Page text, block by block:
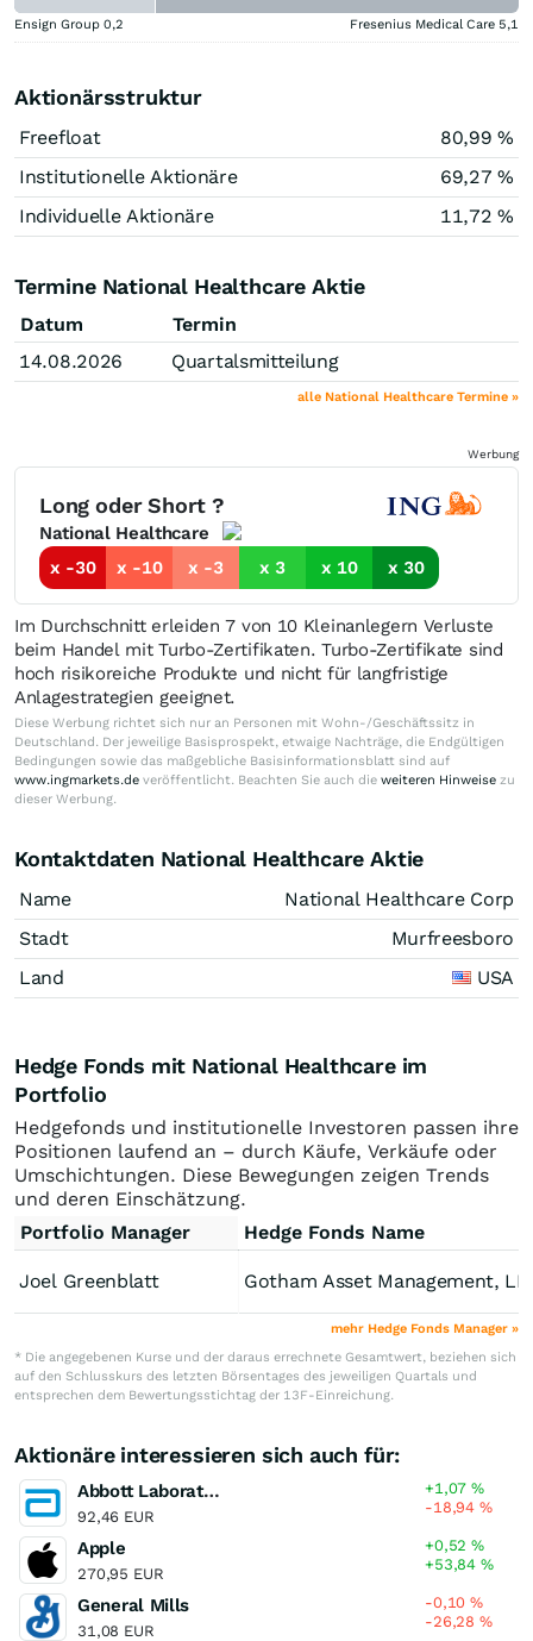
Ensign Group 0,2 Fresenius Medical Care 5,1
Aktionärsstruktur
Freefloat
80,99 %
Institutionelle Aktionäre
69,27 %
Individuelle Aktionäre
11,72 %
Termine National Healthcare Aktie
Datum
Termin
14.08.2026
Quartalsmitteilung
alle National Healthcare Termine »
Werbung
Long oder Short ?
National Healthcare
x -30
x -10 x -3 x 3 x 10 x 30
Im Durchschnitt erleiden 7 von 10 Kleinanlegern Verluste
beim Handel mit Turbo-Zertifikaten. Turbo-Zertifikate sind
hoch risikoreiche Produkte und nicht für langfristige
Anlagestrategien geeignet.
Diese Werbung richtet sich nur an Personen mit Wohn-/Geschäftssitz in
Deutschland. Der jeweilige Basisprospekt, etwaige Nachträge, die Endgültigen
Bedingungen sowie das maßgebliche Basisinformationsblatt sind auf
www.ingmarkets.de veröffentlicht. Beachten Sie auch die weiteren Hinweise zu
dieser Werbung.
Kontaktdaten National Healthcare Aktie
Name
National Healthcare Corp
Stadt
Murfreesboro
Land
USA
Hedge Fonds mit National Healthcare im
Portfolio
Hedgefonds und institutionelle Investoren passen ihre
Positionen laufend an – durch Käufe, Verkäufe oder
Umschichtungen. Diese Bewegungen zeigen Trends
und deren Einschätzung.
Portfolio Manager
Hedge Fonds Name
Joel Greenblatt Gotham Asset Management,
mehr Hedge Fonds Manager »
* Die angegebenen Kurse und der daraus errechnete Gesamtwert, beziehen sich
auf den Schlusskurs des letzten Börsentages des jeweiligen Quartals und
entsprechen dem Bewertungsstichtag der 13F-Einreichung.
Aktionäre interessieren sich auch für:
Abbott Laboratories
92,46 EUR
+1,07%
-18,94%
Apple
270,95 EUR
+0,52%
+53,84%
General Mills
31,08 EUR
-0,10%
-26,28%